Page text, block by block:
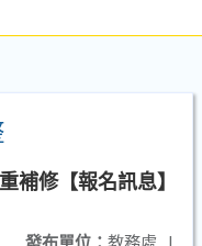
補修【報名訊息】